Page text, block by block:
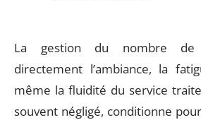
La gestion du nombre de
directement l’ambiance, la
même la fluidité du service
souvent négligé, conditionne